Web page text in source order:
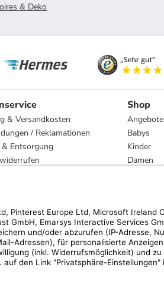
& Deko
& Versandkosten
/ Reklamationen
Entsorgung
Shop
Angebote
Babys
Kinder
Damen
Marken